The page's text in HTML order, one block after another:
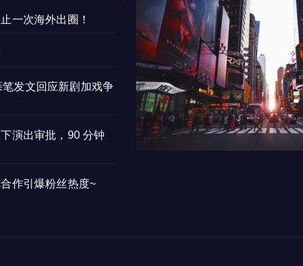
一次海外出圈！
发文回应新剧加戏争
演出审批，90 分钟
作引爆粉丝热度~